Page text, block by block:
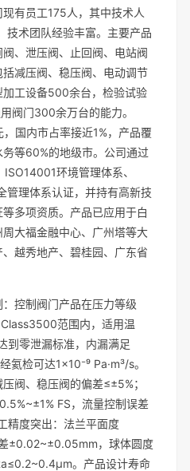
有员工175人，其中技术人
技术团队经验丰富。主要产品
、泄压阀、止回阀、电站阀
减压阀、稳压阀、电动调节
工设备500余台，检验试验
阀门300余万台的能力。
国内市占率接近1%，产品覆
等60%的地级市。公司通过
环境管理体系、
管理体系认证，并持有高新技
多项资质。产品已应用于白
大福金融中心、广州塔等大
越秀地产、碧桂园、广东省
控制阀门产品在压力等级
范围内，适用温
零泄漏标准，内漏满足
氦检可达1×10⁻⁹ Pa·m³/s。
阀、稳压阀的偏差≤±5%；
FS，流量控制误差
精度突出：法兰平面度
±0.02~±0.05mm，球体圆度
。产品设计寿命